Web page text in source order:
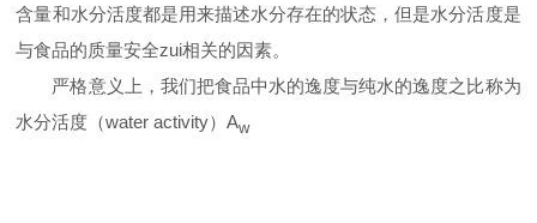
含量和水分活度都是用来描述水分存在的状态，但是水分活度是
与食品的质量安全zui相关的因素。
严格意义上，我们把食品中水的逸度与纯水的逸度之比称为
水分活度（water activity）Aw